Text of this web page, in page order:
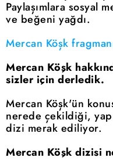
Paylaşımlara sosyal
ve beğeni yağdı.
Mercan Köşk
Mercan Köşk
sizler için derledik.
Mercan Köşk'ün
nerede çekildiği,
dizi merak ediliyor.
Mercan Köşk dizisi